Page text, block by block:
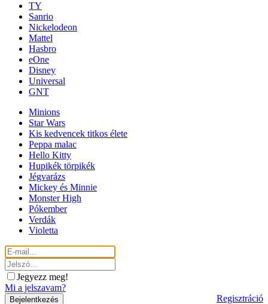
TY
Sanrio
Nickelodeon
Mattel
Hasbro
eOne
Disney
Universal
GNT
Minions
Star Wars
Kis kedvencek titkos élete
Peppa malac
Hello Kitty
Hupikék törpikék
Jégvarázs
Mickey és Minnie
Monster High
Pókember
Verdák
Violetta
Jegyezz meg!
Mi a jelszavam?
Regisztráció